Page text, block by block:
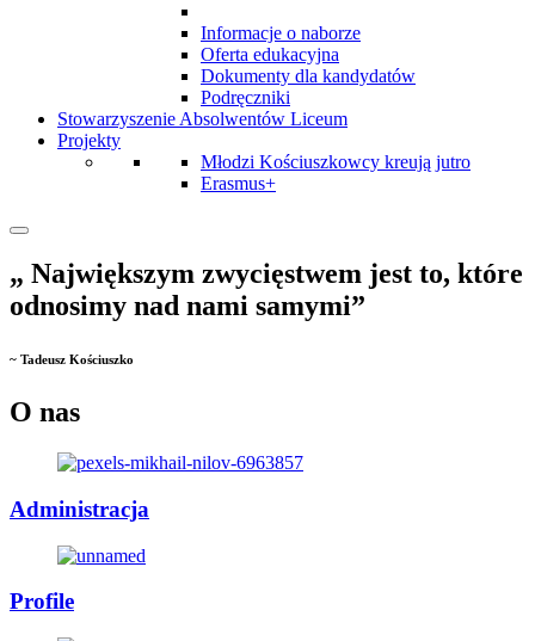
Informacje o naborze
Oferta edukacyjna
Dokumenty dla kandydatów
Podręczniki
Stowarzyszenie Absolwentów Liceum
Projekty
Młodzi Kościuszkowcy kreują jutro
Erasmus+
„ Największym zwycięstwem jest to, które
odnosimy nad nami samymi”
~ Tadeusz Kościuszko
O nas
Administracja
Profile